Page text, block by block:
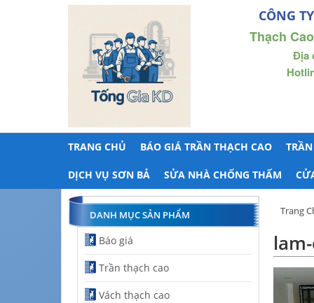
CÔNG
Thạch
Địa
TRANG CHỦ BÁO GIÁ TRẦN THẠCH CAO
DỊCH VỤ SƠN BẢ SỬA NHÀ CHỐNG THẤM
Trang
DANH MỤC SẢN PHẨM
Báo giá
Trần thạch cao
Vách thạch cao